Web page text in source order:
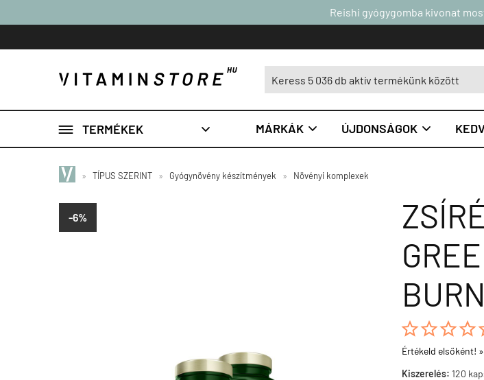
Reishi gyógygomba kivonat
 TERMÉKEK  MÁRKÁK  ÚJDONSÁGOK 
» TÍPUS SZERINT » Gyógynövény készítmények » Növényi komplexek
-6%

Értékeld elsőként! »
Kiszerelés: 120